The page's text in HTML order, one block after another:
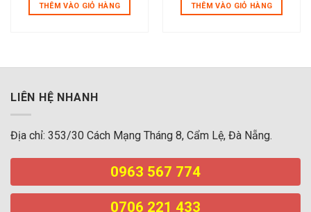
THÊM VÀO GIỎ HÀNG THÊM VÀO GIỎ HÀNG
LIÊN HỆ NHANH
Địa chỉ: 353/30 Cách Mạng Tháng 8, Cẩm Lệ, Đà Nẵng.
0963 567 774
0706 221 433